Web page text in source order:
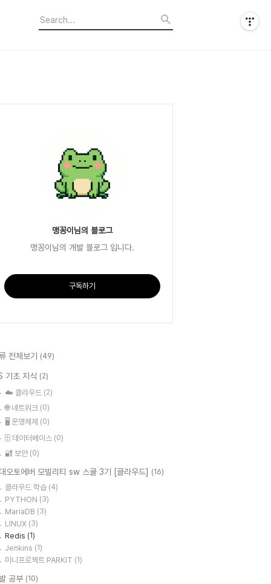
맹꽁이님의 블로그
맹꽁이님의 개발 블로그 입니다.
구독하기
전체보기 (49)
기초 지식 (2)
☁️ 클라우드 (2)
🌐 네트워크 (0)
🖥️ 운영체제 (0)
🗄️ 데이터베이스 (0)
🔐 보안 (0)
오토에버 모빌리티 sw 스쿨 3기 [클라우드] (16)
클라우드 학습 (4)
PYTHON (3)
MariaDB (3)
LINUX (3)
Redis (1)
Jenkins (1)
미니프로젝트 PARKIT (1)
공부 (10)